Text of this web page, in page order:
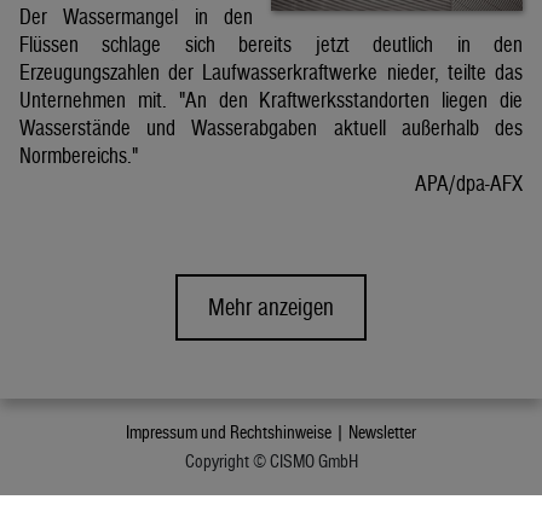
Der Wassermangel in den
Flüssen schlage sich bereits jetzt deutlich in den
Erzeugungszahlen der Laufwasserkraftwerke nieder, teilte das
Unternehmen mit. "An den Kraftwerksstandorten liegen die
Wasserstände und Wasserabgaben aktuell außerhalb des
Normbereichs."
APA/dpa-AFX
Mehr anzeigen
Impressum und Rechtshinweise | Newsletter
Copyright © CISMO GmbH